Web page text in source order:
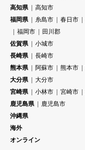
高知県
高知市
福岡県
糸島市 春日市
福岡市
田川郡
佐賀県
小城市
長崎県
長崎市
熊本県
阿蘇市 熊本市
大分県
大分市
宮崎県
小林市 宮崎市
鹿児島県
鹿児島市
沖縄県
海外
オンライン